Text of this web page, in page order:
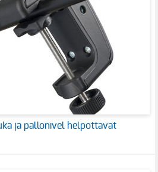
ja pallonivel helpottavat